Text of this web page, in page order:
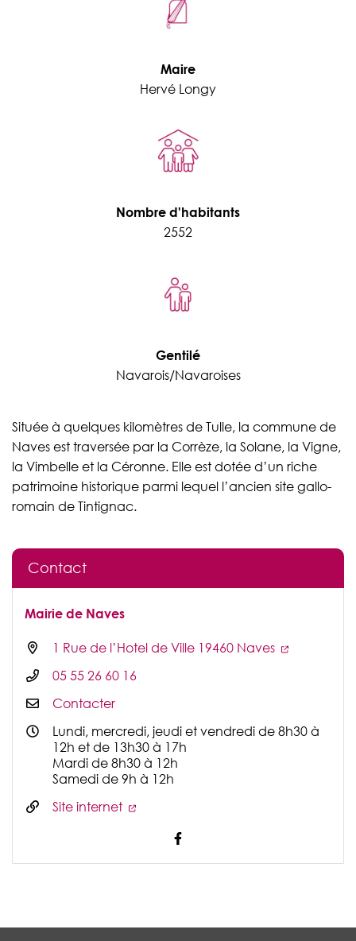
Maire
Hervé Longy
Nombre d'habitants
2552
Gentilé
Navarois/Navaroises
Située à quelques kilomètres de Tulle, la commune de
Naves est traversée par la Corrèze, la Solane, la Vigne,
la Vimbelle et la Céronne. Elle est dotée d’un riche
patrimoine historique parmi lequel l’ancien site gallo-
romain de Tintignac.
Contact
Mairie de Naves
1 Rue de l’Hotel de Ville 19460 Naves
05 55 26 60 16
Contacter
Lundi, mercredi, jeudi et vendredi de 8h30 à
12h et de 13h30 à 17h
Mardi de 8h30 à 12h
Samedi de 9h à 12h
Site internet
Visiter la page Facebook